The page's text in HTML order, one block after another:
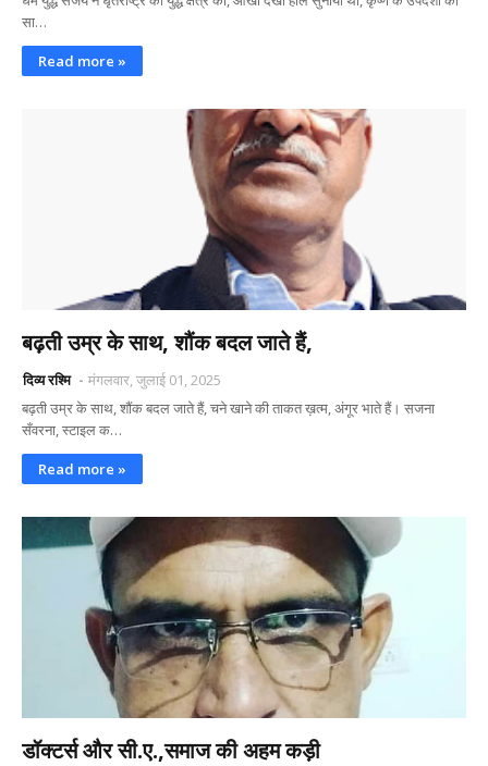
सा…
Read more »
बढ़ती उम्र के साथ, शौंक बदल जाते हैं,
दिव्य रश्मि
मंगलवार, जुलाई 01, 2025
बढ़ती उम्र के साथ, शौंक बदल जाते हैं, चने खाने की ताकत ख़त्म, अंगूर भाते हैं। सजना
सँवरना, स्टाइल क…
Read more »
डॉक्टर्स और सी.ए.,समाज की अहम कड़ी